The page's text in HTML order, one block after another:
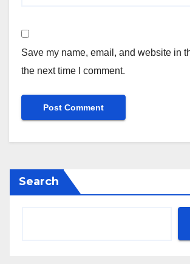
Save my name, email, and website in
the next time I comment.
Search